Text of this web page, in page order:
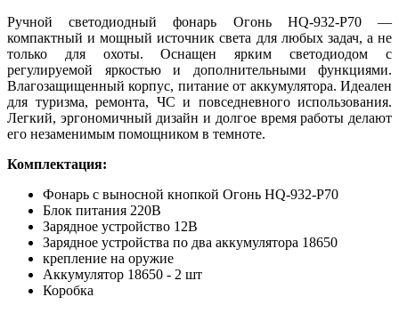
Ручной светодиодный фонарь Огонь HQ-932-P70 —
компактный и мощный источник света для любых задач, а не
только для охоты. Оснащен ярким светодиодом с
регулируемой яркостью и дополнительными функциями.
Влагозащищенный корпус, питание от аккумулятора. Идеален
для туризма, ремонта, ЧС и повседневного использования.
Легкий, эргономичный дизайн и долгое время работы делают
его незаменимым помощником в темноте.
Комплектация:
Фонарь с выносной кнопкой Огонь HQ-932-P70
Блок питания 220В
Зарядное устройство 12В
Зарядное устройства по два аккумулятора 18650
крепление на оружие
Аккумулятор 18650 - 2 шт
Коробка